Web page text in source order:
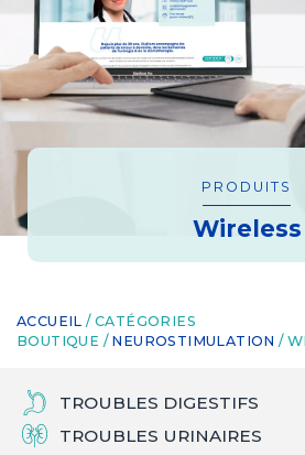
PRODUITS
Wireless
ACCUEIL / CATÉGORIES
BOUTIQUE / NEUROSTIMULATION /
TROUBLES DIGESTIFS
TROUBLES URINAIRES